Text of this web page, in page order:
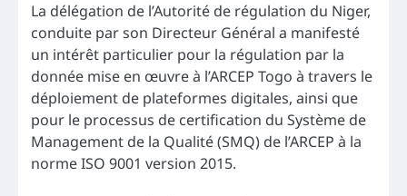
La délégation de l’Autorité de régulation du Niger,
conduite par son Directeur Général a manifesté
un intérêt particulier pour la régulation par la
donnée mise en œuvre à l’ARCEP Togo à travers le
déploiement de plateformes digitales, ainsi que
pour le processus de certification du Système de
Management de la Qualité (SMQ) de l’ARCEP à la
norme ISO 9001 version 2015.